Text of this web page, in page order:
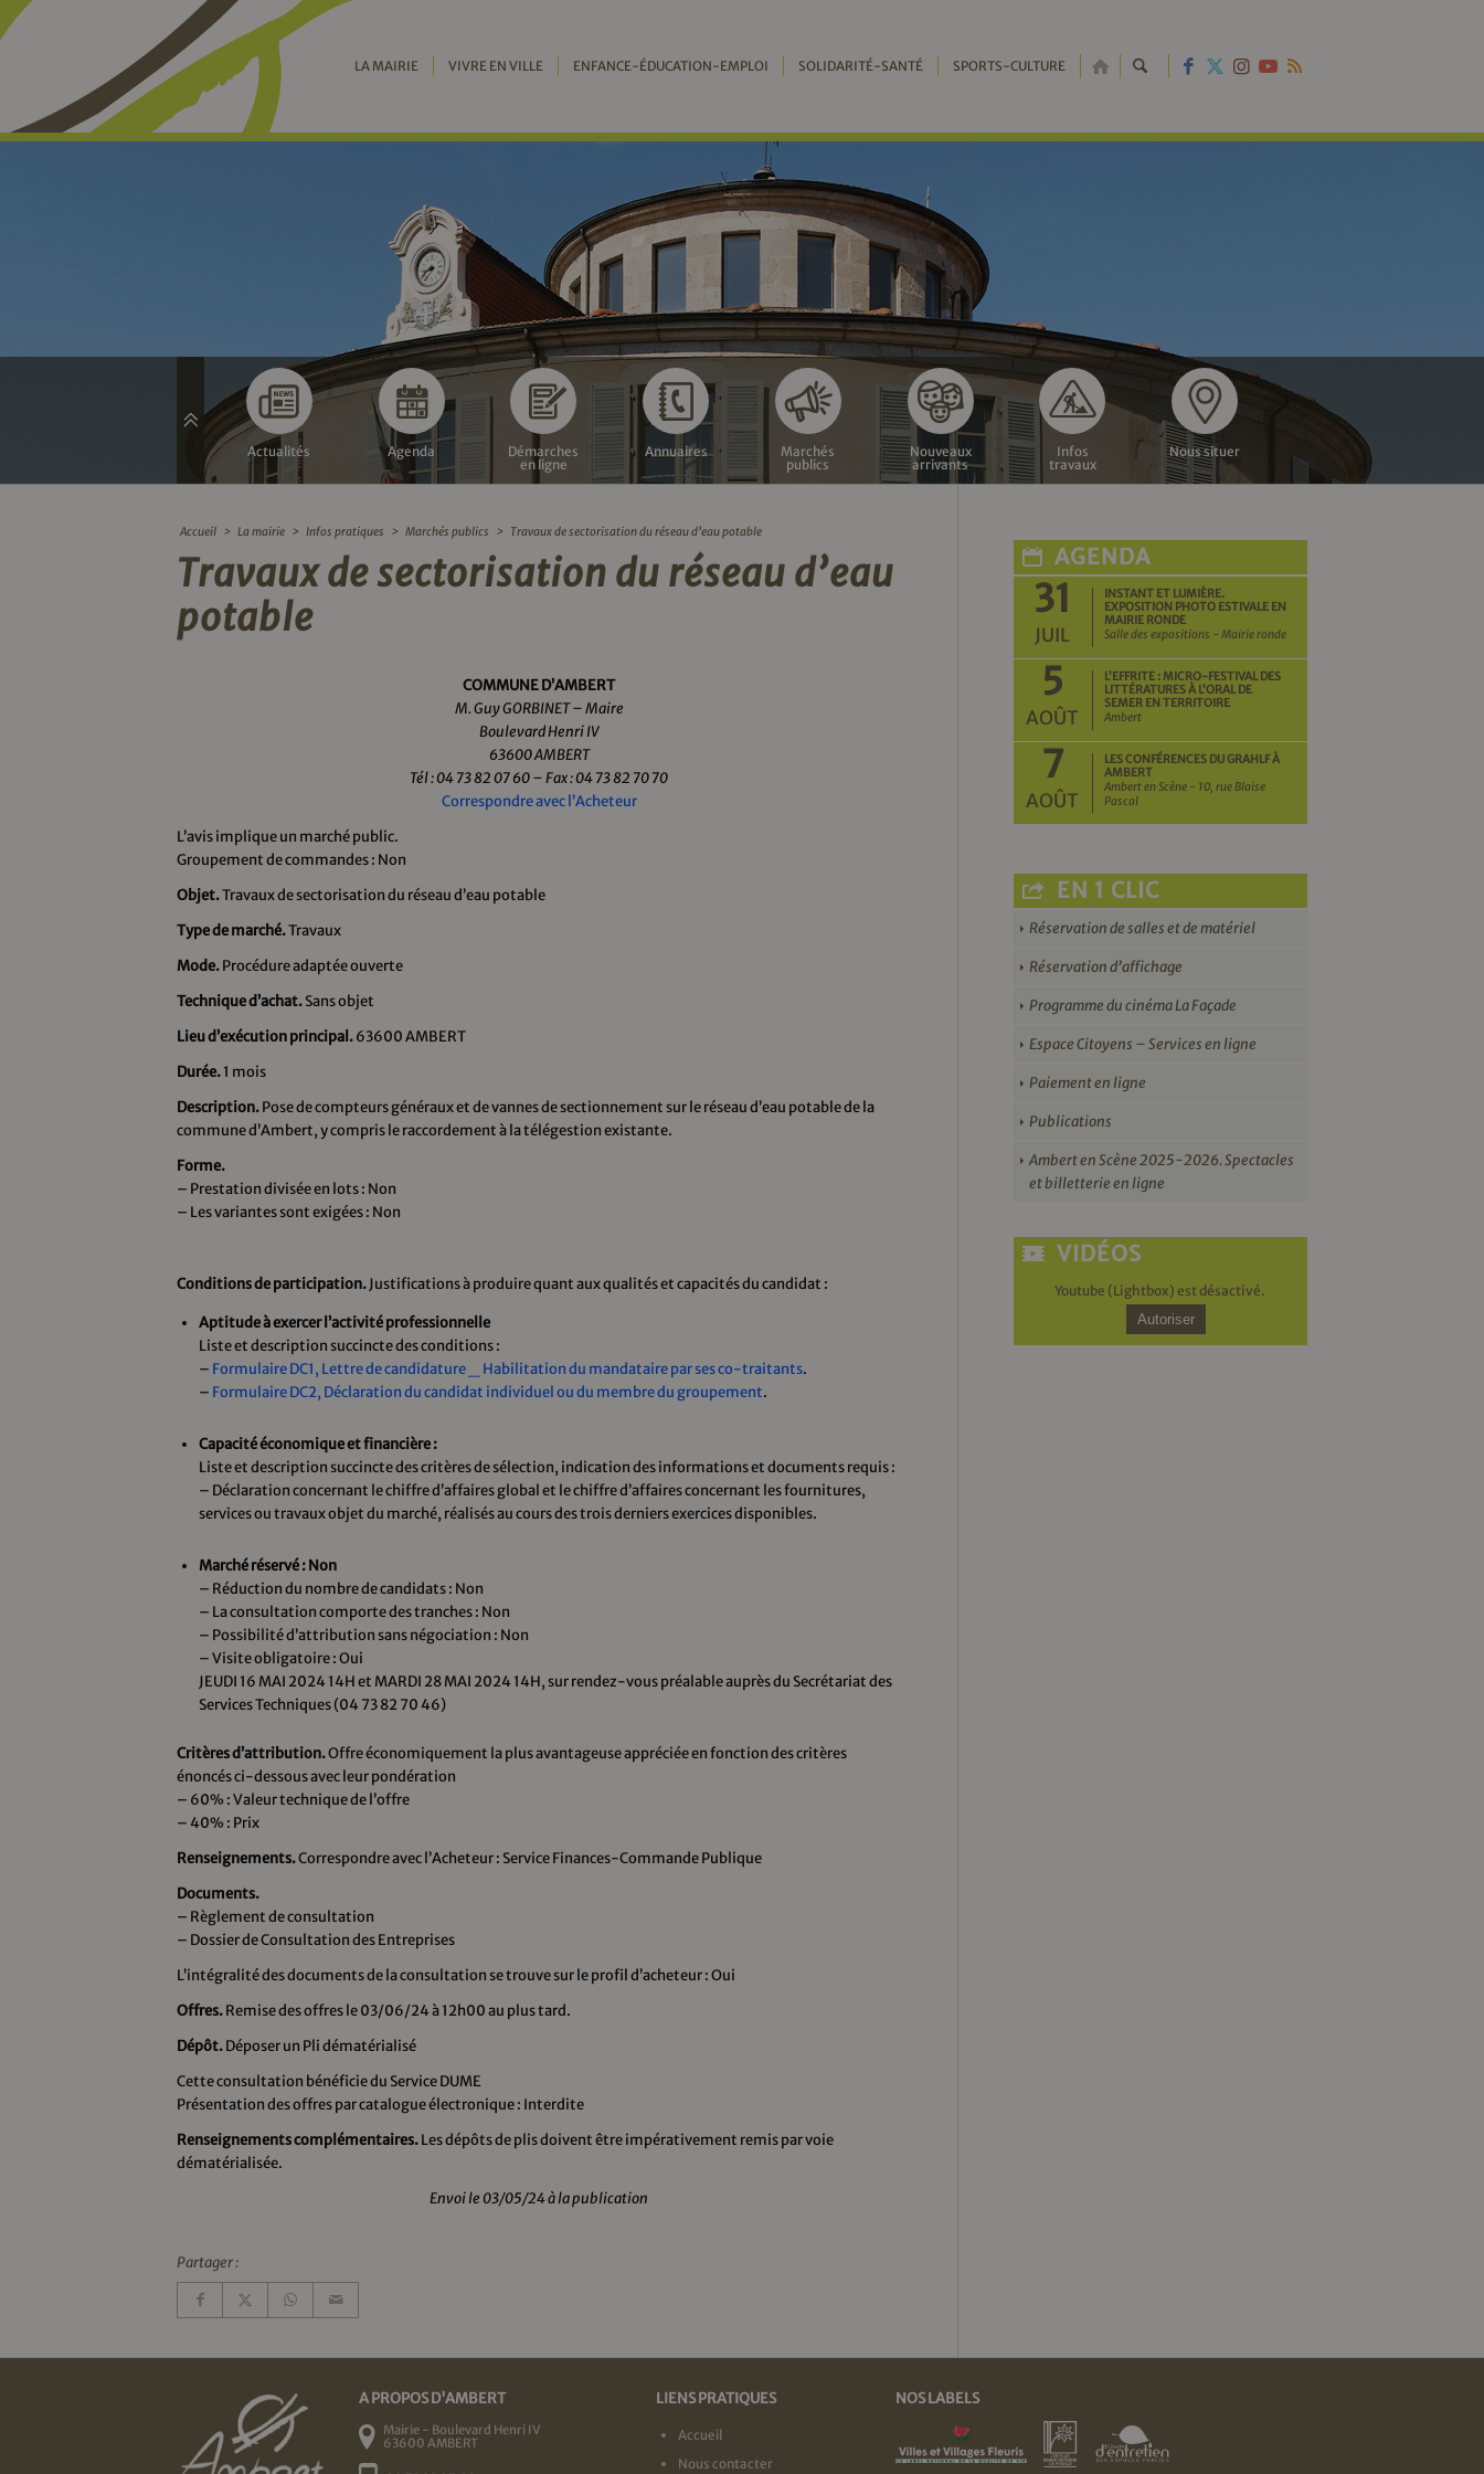
LA MAIRIE VIVRE EN VILLE ENFANCE-ÉDUCATION-EMPLOI SOLIDARITÉ-SANTÉ SPORTS-CULTURE RETOUR
Actualités Agenda
Démarches
en ligne
Annuaires
Marchés
publics
Nouveaux
arrivants
Infos
travaux
Nous situer
Accueil > La mairie > Infos pratiques > Marchés publics > Travaux de sectorisation du réseau d’eau potable
Travaux de sectorisation du réseau d’eau
potable
COMMUNE D’AMBERT
M. Guy GORBINET – Maire
Boulevard Henri IV
63600 AMBERT
Tél : 04 73 82 07 60 – Fax : 04 73 82 70 70
Correspondre avec l’Acheteur
L’avis implique un marché public.
Groupement de commandes : Non
Objet.Travaux de sectorisation du réseau d’eau potable
Type de marché.Travaux
Mode.Procédure adaptée ouverte
Technique d’achat.Sans objet
Lieu d’exécution principal.63600 AMBERT
Durée.1 mois
Description.Pose de compteurs généraux et de vannes de sectionnement sur le réseau d’eau potable de la
commune d’Ambert, y compris le raccordement à la télégestion existante.
Forme.
– Prestation divisée en lots : Non
– Les variantes sont exigées : Non
Conditions de participation.Justifications à produire quant aux qualités et capacités du candidat :
Aptitude à exercer l’activité professionnelle
Liste et description succincte des conditions :
– Formulaire DC1, Lettre de candidature _ Habilitation du mandataire par ses co-traitants.
– Formulaire DC2, Déclaration du candidat individuel ou du membre du groupement.
Capacité économique et financière :
Liste et description succincte des critères de sélection, indication des informations et documents requis :
– Déclaration concernant le chiffre d’affaires global et le chiffre d’affaires concernant les fournitures,
services ou travaux objet du marché, réalisés au cours des trois derniers exercices disponibles.
Marché réservé : Non
– Réduction du nombre de candidats : Non
– La consultation comporte des tranches : Non
– Possibilité d’attribution sans négociation : Non
– Visite obligatoire : Oui
JEUDI 16 MAI 2024 14H et MARDI 28 MAI 2024 14H, sur rendez-vous préalable auprès du Secrétariat des
Services Techniques (04 73 82 70 46)
Critères d’attribution.Offre économiquement la plus avantageuse appréciée en fonction des critères
énoncés ci-dessous avec leur pondération
– 60% : Valeur technique de l’offre
– 40% : Prix
Renseignements.Correspondre avec l’Acheteur : Service Finances-Commande Publique
Documents.
– Règlement de consultation
– Dossier de Consultation des Entreprises
L’intégralité des documents de la consultation se trouve sur le profil d’acheteur : Oui
Offres.Remise des offres le 03/06/24 à 12h00 au plus tard.
Dépôt.Déposer un Pli dématérialisé
Cette consultation bénéficie du Service DUME
Présentation des offres par catalogue électronique : Interdite
Renseignements complémentaires.Les dépôts de plis doivent être impérativement remis par voie
dématérialisée.
Envoi le 03/05/24 à la publication
Partager :
AGENDA
31
JUIL
INSTANT ET LUMIÈRE.
EXPOSITION PHOTO ESTIVALE EN
MAIRIE RONDE
Salle des expositions - Mairie ronde
5
AOÛT
L’EFFRITE : MICRO-FESTIVAL DES
LITTÉRATURES À L’ORAL DE
SEMER EN TERRITOIRE
Ambert
7
AOÛT
LES CONFÉRENCES DU GRAHLF À
AMBERT
Ambert en Scène - 10, rue Blaise
Pascal
EN 1 CLIC
Réservation de salles et de matériel
Réservation d’affichage
Programme du cinéma La Façade
Espace Citoyens – Services en ligne
Paiement en ligne
Publications
Ambert en Scène 2025-2026. Spectacles
et billetterie en ligne
VIDÉOS
Youtube (Lightbox) est désactivé.
Autoriser
A PROPOS D'AMBERT
Mairie - Boulevard Henri IV
63600 AMBERT
LIENS PRATIQUES
Accueil
Nous contacter
NOS LABELS